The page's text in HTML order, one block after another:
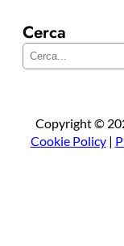
Cerca
Copyright ©
Cookie Policy|